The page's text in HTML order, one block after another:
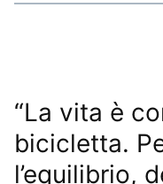
“La vita è
bicicletta.
l’equilibrio,